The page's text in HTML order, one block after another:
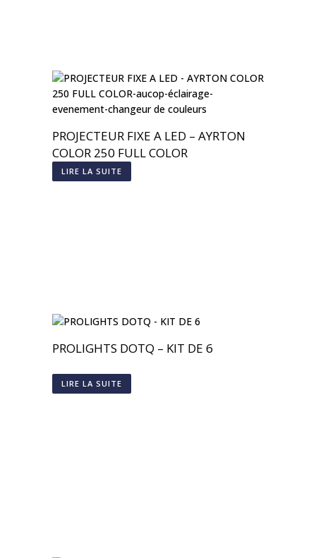
PROJECTEUR FIXE A LED – AYRTON
COLOR 250 FULL COLOR
LIRE LA SUITE
PROLIGHTS DOTQ – KIT DE 6
LIRE LA SUITE